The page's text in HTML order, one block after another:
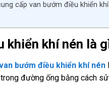
cấp van bướm điều khiển
khiển khí nén là
bướm điều khiển khí nén
đường ống bằng cách